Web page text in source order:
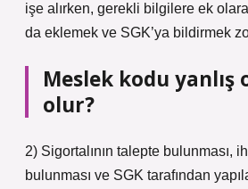
işe alırken, gerekli bilgilere ek
da eklemek ve SGK’ya bildirmek
Meslek kodu yanlış
olur?
2) Sigortalının talepte bulunması,
bulunması ve SGK tarafından